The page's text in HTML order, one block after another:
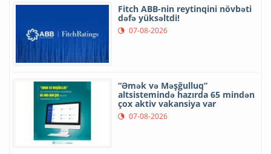
Fitch ABB-nin reytinqini növbəti
dəfə yüksəltdi!
07-08-2026
“Əmək və Məşğulluq”
altsistemində hazırda 65 mindən
çox aktiv vakansiya var
07-08-2026